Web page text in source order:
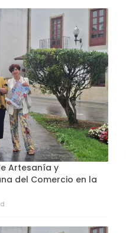
Artesanía y
del Comercio en la